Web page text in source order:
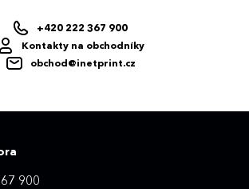
+420 222 367 900
Kontakty na obchodníky
obchod@inetprint.cz
900